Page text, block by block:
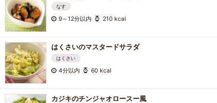
なす
9～12分以内 210 kcal
はくさいのマスタードサラダ
はくさい
4分以内 60 kcal
カジキのチンジャオロースー風